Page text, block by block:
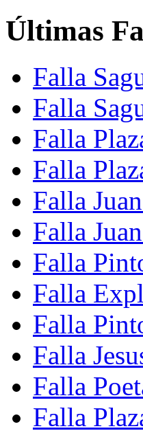
Últimas
Falla
Falla
Falla
Falla
Falla
Falla
Falla
Falla
Falla
Falla
Falla
Falla